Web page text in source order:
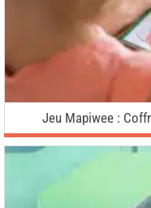
Jeu Mapiwee :